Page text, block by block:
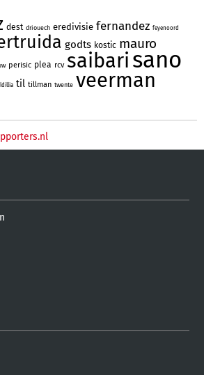
dest driouech eredivisie fernandez feyenoord
godts kostic mauro
perisic plea rcv saibari sano
til tillman twente veerman